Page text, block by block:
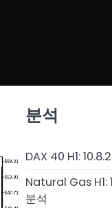
분석
DAX 40 H1:
Natural Gas H1:
분석